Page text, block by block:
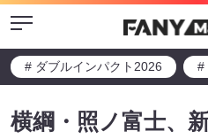
Menu
# ダブルインパクト2026 #
横綱・照ノ富士、